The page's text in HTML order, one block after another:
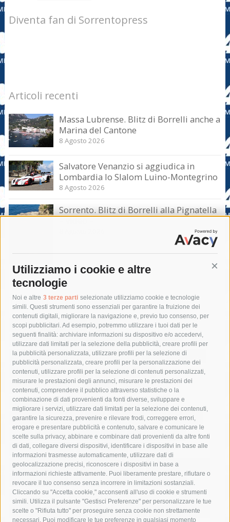
Utilizziamo i cookie e altre
tecnologie
Noi e altre 3 terze parti selezionate utilizziamo cookie e tecnologie
simili. Questi strumenti sono essenziali per garantire la fruizione dei
contenuti digitali, migliorare la navigazione e, previo tuo consenso, per
scopi pubblicitari. Ad esempio, potremmo utilizzare i tuoi dati per le
seguenti finalità: archiviare informazioni su dispositivo e/o accedervi,
utilizzare dati limitati per la selezione della pubblicità, creare profili per
la pubblicità personalizzata, utilizzare profili per la selezione di
pubblicità personalizzata, creare profili per la personalizzazione dei
contenuti, utilizzare profili per la selezione di contenuti personalizzati,
misurare le prestazioni degli annunci, misurare le prestazioni dei
contenuti, comprendere il pubblico attraverso statistiche o la
combinazione di dati provenienti da fonti diverse, sviluppare e
migliorare i servizi, utilizzare dati limitati per la selezione dei contenuti,
garantire la sicurezza, prevenire e rilevare frodi, correggere errori,
erogare e presentare pubblicità e contenuto, salvare e comunicare le
scelte sulla privacy, abbinare e combinare dati provenienti da altre fonti
di dati, collegare diversi dispositivi, identificare i dispositivi in base alle
informazioni trasmesse automaticamente, utilizzare dati di
geolocalizzazione precisi, riconoscere i dispositivi in base a
informazioni richieste attivamente. Puoi liberamente prestare, rifiutare o
revocare il tuo consenso senza incorrere in limitazioni sostanziali.
Cliccando su "Accetta cookie," acconsenti all'uso di cookie e strumenti
simili. Utilizza il pulsante "Gestisci Preferenze" per personalizzare le tue
scelte o "Rifiuta tutto" per proseguire senza cookie non strettamente
necessari. Puoi modificare le tue preferenze in qualsiasi momento
Diventa fan di Sorrentopress
Articoli recenti
Massa Lubrense. Blitz di Borrelli anche a
Marina del Cantone
8 Agosto 2026
Salvatore Venanzio si aggiudica in
Lombardia lo Slalom Luino-Montegrino
8 Agosto 2026
Sorrento. Blitz di Borrelli alla Pignatella
– video –
Tag
acqua allerta meteo
anas
area marina protetta di punta campanella
arresto
Asl Napoli 3 sud
capitaneria di porto capri
carabinieri
castellammare di stabia
circumvesuviana
comune di sorrento
concerto
contagi
costiera amalfitana
covid-19 eav
elezioni
fondazione sorrento
gori guardia costiera
incidente
lavori
lorenzo balducelli mare
massa lubrense
massimo coppola
Meta napoli
ordinanza
penisola sorrentina
piano di sorrento
polizia municipale
protezione civile
Regione Campania
sant'agnello
sindaco cuomo
sorrento studenti temporali
treni
turismo
Vico Equense villa fiorentino vincenzo de luca